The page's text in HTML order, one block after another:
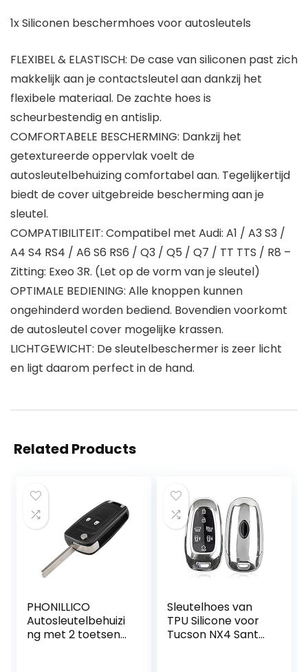
1x Siliconen beschermhoes voor autosleutels
FLEXIBEL & ELASTISCH: De case van siliconen past zich
makkelijk aan je contactsleutel aan dankzij het
flexibele materiaal. De zachte hoes is
scheurbestendig en antislip.
COMFORTABELE BESCHERMING: Dankzij het
getextureerde oppervlak voelt de
autosleutelbehuizing comfortabel aan. Tegelijkertijd
biedt de cover uitgebreide bescherming aan je
sleutel.
COMPATIBILITEIT: Compatibel met Audi: A1 / A3 S3 /
A4 S4 RS4 / A6 S6 RS6 / Q3 / Q5 / Q7 / TT TTS / R8 –
Zitting: Exeo 3R. (Let op de vorm van je sleutel)
OPTIMALE BEDIENING: Alle knoppen kunnen
ongehinderd worden bediend. Bovendien voorkomt
de autosleutel cover mogelijke krassen.
LICHTGEWICHT: De sleutelbeschermer is zeer licht
en ligt daarom perfect in de hand.
Related Products
PHONILLICO
Autosleutelbehuizi
ng met 2 toetsen
Sleutelhoes van
TPU Silicone voor
Tucson NX4 Santa